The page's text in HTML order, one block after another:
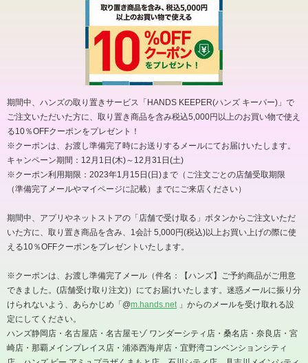
期間中、ハンズの取り置きサービス「 HANDS KEEPER(ハンズ キーパー) 」で
ご注文いただいた方に、取り置き商品を含み税込5,000円以上のお買い物で使え
る10％OFFクーポンをプレゼント！
※クーポンは、お渡し準備完了時にお送りするメールにてお届けいたします。
キャンペーン期間： 12 月 1 日 (木)～ 12 月 31 日 (土)
※クーポン利用期限： 2023年1 月 15 日 (日 )まで（ご注文ごとの店舗受取期限
（準備完了メールやマイページに記載）までにご来店ください）
期間中、アプリやネットストアの「店舗で受け取る」ボタンからご注文いただ
いた方に、取り置き商品を含み、 1会計 5,000円(税込)以上お買い上げの際に使
える10％OFFクーポンをプレゼントいたします。
※クーポンは、お渡し準備完了メール（件名：【ハンズ】ご予約商品がご用意
できました。 (店舗受け取り注文)）にてお届けいたします。迷惑メールに振り分
けられないよう、あらかじめ「 @m.hands.net 」からのメールを受け取れる設
定にしてください。
ハンズ静岡店・名古屋店・名古屋モゾ ワンダーシティ店・桑名店・奈良店・宮
崎店・那覇メインプレイス店・浦添西海岸店・宜野湾コンベンションシティ